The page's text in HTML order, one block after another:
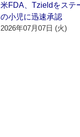
米FDA、Tzieldをステ
の小児に迅速承認
2026年07月07日 (火)